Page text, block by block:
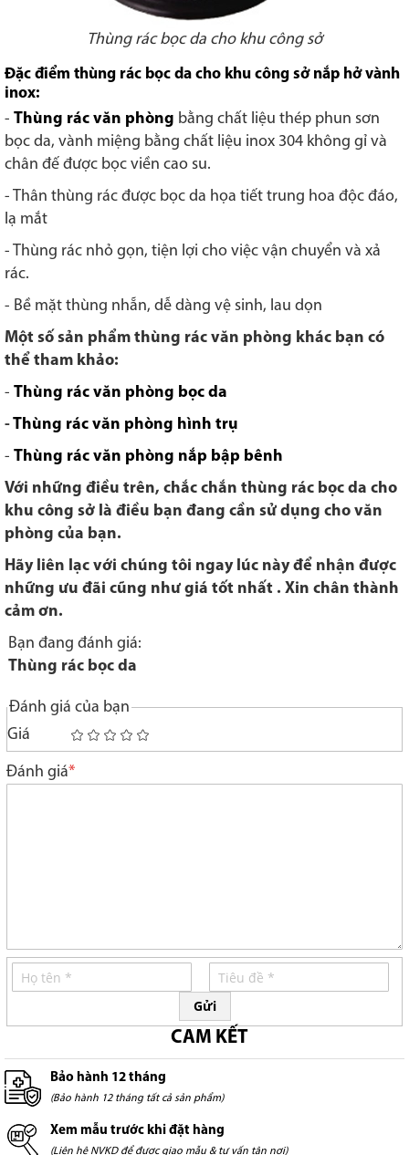
Thùng rác bọc da cho khu công sở
Đặc điểm thùng rác bọc da cho khu công sở nắp hở vành
inox:
- Thùng rác văn phòng bằng chất liệu thép phun sơn
bọc da, vành miệng bằng chất liệu inox 304 không gỉ và
chân đế được bọc viền cao su.
- Thân thùng rác được bọc da họa tiết trung hoa độc đáo,
lạ mắt
- Thùng rác nhỏ gọn, tiện lợi cho việc vận chuyển và xả
rác.
- Bề mặt thùng nhẵn, dễ dàng vệ sinh, lau dọn
Một số sản phẩm thùng rác văn phòng khác bạn có
thể tham khảo:
- Thùng rác văn phòng bọc da
-Thùng rác văn phòng hình trụ
- Thùng rác văn phòng nắp bập bênh
Với những điều trên, chắc chắn thùng rác bọc da cho
khu công sở là điều bạn đang cần sử dụng cho văn
phòng của bạn.
Hãy liên lạc với chúng tôi ngay lúc này để nhận được
những ưu đãi cũng như giá tốt nhất . Xin chân thành
cảm ơn.
Bạn đang đánh giá:
Thùng rác bọc da
Đánh giá của bạn
Giá
1
star
2
stars
3
stars
4
stars
5
stars
Đánh giá
Gửi
CAM KẾT
Bảo hành 12 tháng
(Bảo hành 12 tháng tất cả sản phẩm)
Xem mẫu trước khi đặt hàng
(Liên hệ NVKD để được giao mẫu & tư vấn tận nơi)